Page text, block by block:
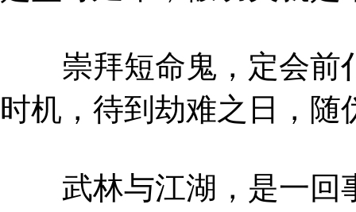
崇拜短命鬼，定会前
时机，待到劫难之日，随
武林与江湖，是一回